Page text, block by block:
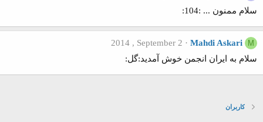
سلام ممنون ... :104:
M
Mahdi Askari
2014 , September 2
سلام به ایران انجمن خوش آمدید:گل:
کاربران